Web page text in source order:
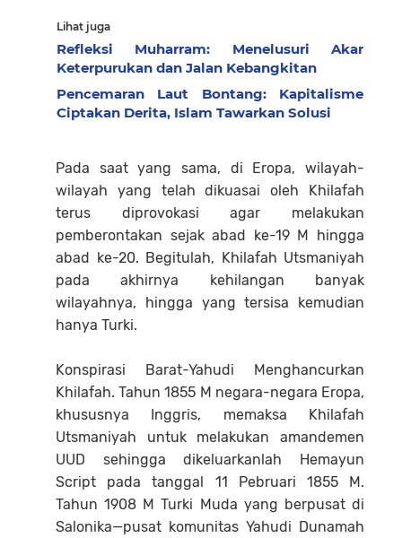
Lihat juga
Refleksi Muharram: Menelusuri Akar
Keterpurukan dan Jalan Kebangkitan
Pencemaran Laut Bontang: Kapitalisme
Ciptakan Derita, Islam Tawarkan Solusi
Pada saat yang sama, di Eropa, wilayah-
wilayah yang telah dikuasai oleh Khilafah
terus diprovokasi agar melakukan
pemberontakan sejak abad ke-19 M hingga
abad ke-20. Begitulah, Khilafah Utsmaniyah
pada akhirnya kehilangan banyak
wilayahnya, hingga yang tersisa kemudian
hanya Turki.
Konspirasi Barat-Yahudi Menghancurkan
Khilafah. Tahun 1855 M negara-negara Eropa,
khususnya Inggris, memaksa Khilafah
Utsmaniyah untuk melakukan amandemen
UUD sehingga dikeluarkanlah Hemayun
Script pada tanggal 11 Pebruari 1855 M.
Tahun 1908 M Turki Muda yang berpusat di
Salonika—pusat komunitas Yahudi Dunamah